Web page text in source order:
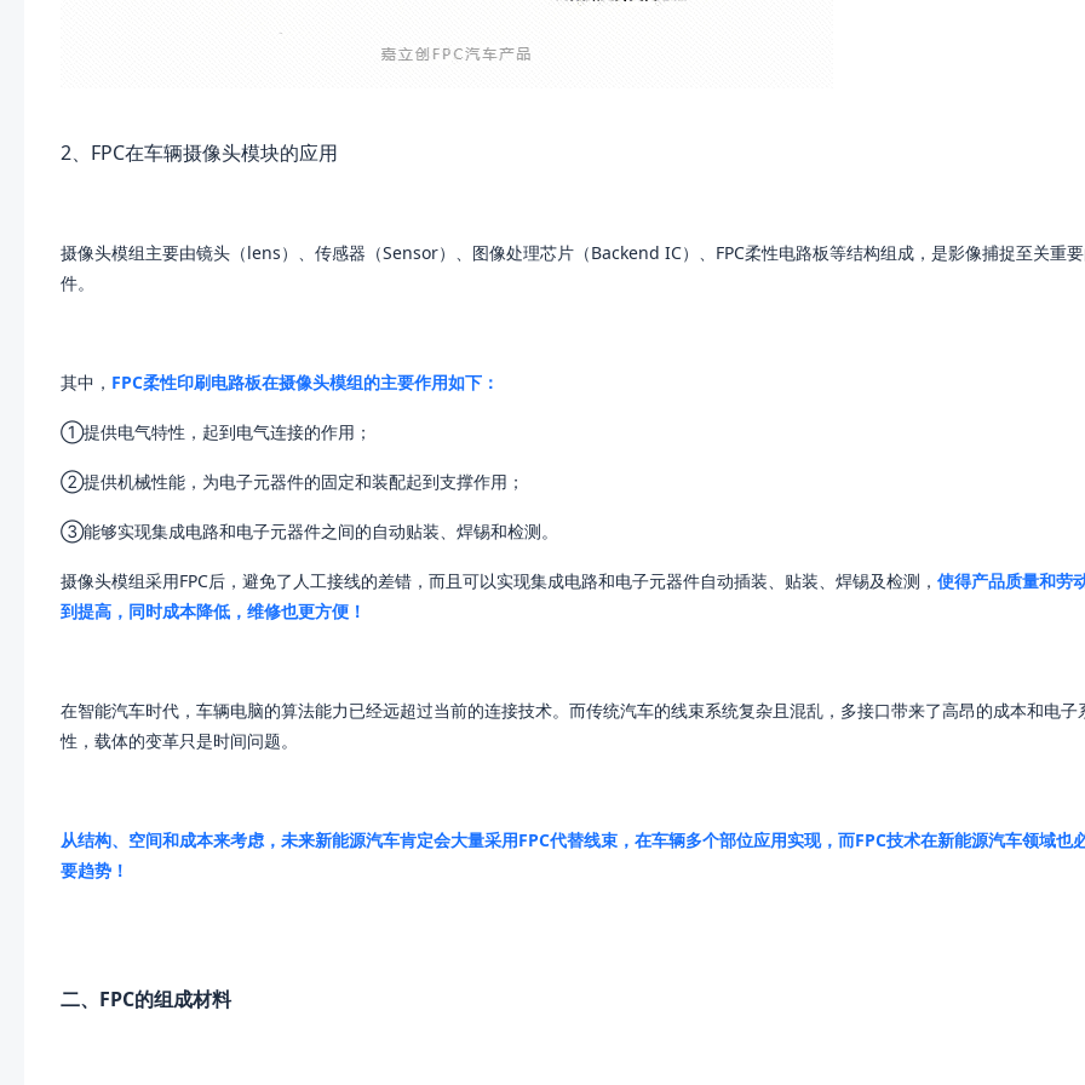
2、FPC在车辆摄像头模块的应用
摄像头模组主要由镜头（lens）、传感器（Sensor）、图像处理芯片（Backend IC）、FPC柔性电路板等结构组成，是影像捕捉至关重
件。
其中， FPC柔性印刷电路板在摄像头模组的主要作用如下：
①提供电气特性，起到电气连接的作用；
②提供机械性能，为电子元器件的固定和装配起到支撑作用；
③能够实现集成电路和电子元器件之间的自动贴装、焊锡和检测。
摄像头模组采用FPC后，避免了人工接线的差错，而且可以实现集成电路和电子元器件自动插装、贴装、焊锡及检测， 使得产品质量和劳
到提高，同时成本降低，维修也更方便！
在智能汽车时代，车辆电脑的算法能力已经远超过当前的连接技术。而传统汽车的线束系统复杂且混乱，多接口带来了高昂的成本和电子
性，载体的变革只是时间问题。
从结构、空间和成本来考虑，未来新能源汽车肯定会大量采用FPC代替线束，在车辆多个部位应用实现，而FPC技术在新能源汽车领域也
要趋势！
二、FPC的组成材料